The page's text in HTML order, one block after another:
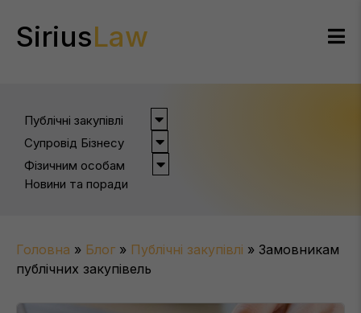
SiriusLaw
Публічні закупівлі
Супровід Бізнесу
Фізичним особам
Новини та поради
Головна » Блог » Публічні закупівлі » Замовникам
публічних закупівель